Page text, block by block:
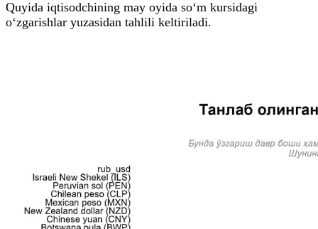
Quyida iqtisodchining may oyida so‘m kursidagi
o‘zgarishlar yuzasidan tahlili keltiriladi.